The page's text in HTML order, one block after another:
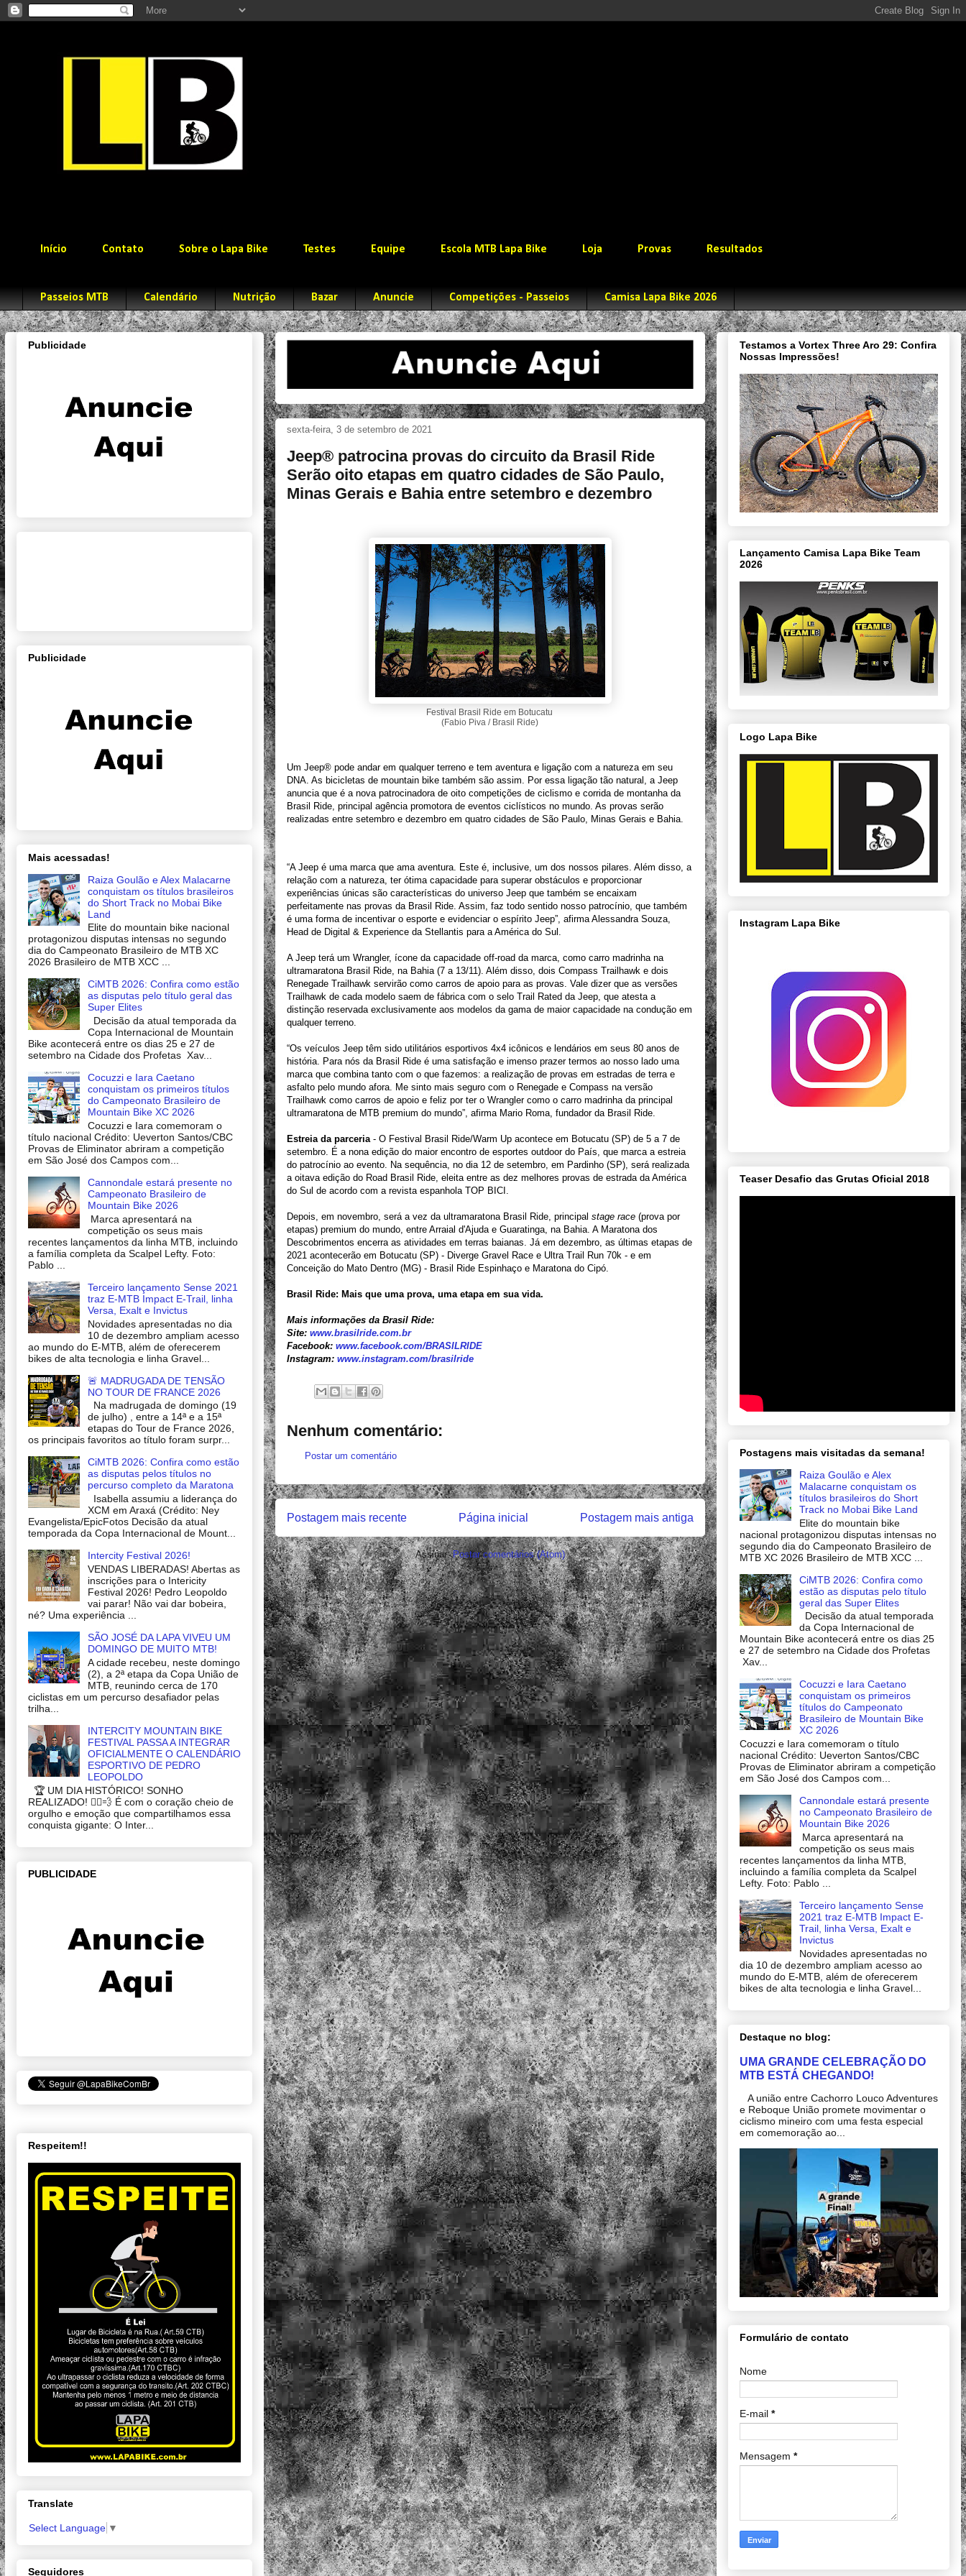
Início Contato Sobre o Lapa Bike Testes Equipe Escola MTB Lapa Bike Loja Provas Resultados
Passeios MTB Calendário Nutrição Bazar Anuncie Competições - Passeios Camisa Lapa Bike 2026
sexta-feira, 3 de setembro de 2021
Jeep® patrocina provas do circuito da Brasil Ride
Serão oito etapas em quatro cidades de São Paulo,
Minas Gerais e Bahia entre setembro e dezembro
Festival Brasil Ride em Botucatu
(Fabio Piva / Brasil Ride)
Um Jeep® pode andar em qualquer terreno e tem aventura e ligação com a natureza em seu
DNA. As bicicletas de mountain bike também são assim. Por essa ligação tão natural, a Jeep
anuncia que é a nova patrocinadora de oito competições de ciclismo e corrida de montanha da
Brasil Ride, principal agência promotora de eventos ciclísticos no mundo. As provas serão
realizadas entre setembro e dezembro em quatro cidades de São Paulo, Minas Gerais e Bahia.
“A Jeep é uma marca que ama aventura. Este é, inclusive, um dos nossos pilares. Além disso, a
relação com a natureza, ter ótima capacidade para superar obstáculos e proporcionar
experiências únicas são características do universo Jeep que também se encaixam
perfeitamente nas provas da Brasil Ride. Assim, faz todo sentido nosso patrocínio, que também
é uma forma de incentivar o esporte e evidenciar o espírito Jeep”, afirma Alessandra Souza,
Head de Digital & Experience da Stellantis para a América do Sul.
A Jeep terá um Wrangler, ícone da capacidade off-road da marca, como carro madrinha na
ultramaratona Brasil Ride, na Bahia (7 a 13/11). Além disso, dois Compass Trailhawk e dois
Renegade Trailhawk servirão como carros de apoio para as provas. Vale dizer que as versões
Trailhawk de cada modelo saem de fábrica com o selo Trail Rated da Jeep, que atesta a
distinção reservada exclusivamente aos modelos da gama de maior capacidade na condução em
qualquer terreno.
“Os veículos Jeep têm sido utilitários esportivos 4x4 icônicos e lendários em seus 80 anos de
história. Para nós da Brasil Ride é uma satisfação e imenso prazer termos ao nosso lado uma
marca que combina tanto com o que fazemos: a realização de provas em estradas de terra e
asfalto pelo mundo afora. Me sinto mais seguro com o Renegade e Compass na versão
Trailhawk como carros de apoio e feliz por ter o Wrangler como o carro madrinha da principal
ultramaratona de MTB premium do mundo”, afirma Mario Roma, fundador da Brasil Ride.
Estreia da parceria - O Festival Brasil Ride/Warm Up acontece em Botucatu (SP) de 5 a 7 de
setembro. É a nona edição do maior encontro de esportes outdoor do País, que marca a estreia
do patrocínio ao evento. Na sequência, no dia 12 de setembro, em Pardinho (SP), será realizada
a oitava edição do Road Brasil Ride, eleita entre as dez melhores provas de estrada da América
do Sul de acordo com a revista espanhola TOP BICI.
Depois, em novembro, será a vez da ultramaratona Brasil Ride, principal stage race (prova por
etapas) premium do mundo, entre Arraial d'Ajuda e Guaratinga, na Bahia. A Maratona dos
Descobrimentos encerra as atividades em terras baianas. Já em dezembro, as últimas etapas de
2021 acontecerão em Botucatu (SP) - Diverge Gravel Race e Ultra Trail Run 70k - e em
Conceição do Mato Dentro (MG) - Brasil Ride Espinhaço e Maratona do Cipó.
Brasil Ride: Mais que uma prova, uma etapa em sua vida.
Mais informações da Brasil Ride:
Site: www.brasilride.com.br
Facebook: www.facebook.com/BRASILRIDE
Instagram: www.instagram.com/brasilride
Nenhum comentário:
Postar um comentário
Postagem mais recente Postagem mais antiga
Página inicial
Assinar:Postar comentários (Atom)
Publicidade
Publicidade
Mais acessadas!
Raiza Goulão e Alex Malacarne
conquistam os títulos brasileiros
do Short Track no Mobai Bike
Land
Elite do mountain bike nacional
protagonizou disputas intensas no segundo
dia do Campeonato Brasileiro de MTB XC
2026 Brasileiro de MTB XCC ...
CiMTB 2026: Confira como estão
as disputas pelo título geral das
Super Elites
Decisão da atual temporada da
Copa Internacional de Mountain
Bike acontecerá entre os dias 25 e 27 de
setembro na Cidade dos Profetas Xav...
Cocuzzi e Iara Caetano
conquistam os primeiros títulos
do Campeonato Brasileiro de
Mountain Bike XC 2026
Cocuzzi e Iara comemoram o
título nacional Crédito: Ueverton Santos/CBC
Provas de Eliminator abriram a competição
em São José dos Campos com...
Cannondale estará presente no
Campeonato Brasileiro de
Mountain Bike 2026
Marca apresentará na
competição os seus mais
recentes lançamentos da linha MTB, incluindo
a família completa da Scalpel Lefty. Foto:
Pablo ...
Terceiro lançamento Sense 2021
traz E-MTB Impact E-Trail, linha
Versa, Exalt e Invictus
Novidades apresentadas no dia
10 de dezembro ampliam acesso
ao mundo do E-MTB, além de oferecerem
bikes de alta tecnologia e linha Gravel...
🚨 MADRUGADA DE TENSÃO
NO TOUR DE FRANCE 2026
Na madrugada de domingo (19
de julho) , entre a 14ª e a 15ª
etapas do Tour de France 2026,
os principais favoritos ao título foram surpr...
CiMTB 2026: Confira como estão
as disputas pelos títulos no
percurso completo da Maratona
Isabella assumiu a liderança do
XCM em Araxá (Crédito: Ney
Evangelista/EpicFotos Decisão da atual
temporada da Copa Internacional de Mount...
Intercity Festival 2026!
VENDAS LIBERADAS! Abertas as
inscrições para o Intericity
Festival 2026! Pedro Leopoldo
vai parar! Não vai dar bobeira,
né? Uma experiência ...
SÃO JOSÉ DA LAPA VIVEU UM
DOMINGO DE MUITO MTB!
A cidade recebeu, neste domingo
(2), a 2ª etapa da Copa União de
MTB, reunindo cerca de 170
ciclistas em um percurso desafiador pelas
trilha...
INTERCITY MOUNTAIN BIKE
FESTIVAL PASSA A INTEGRAR
OFICIALMENTE O CALENDÁRIO
ESPORTIVO DE PEDRO
LEOPOLDO
🏆 UM DIA HISTÓRICO! SONHO
REALIZADO! 🚴‍♂️💨 É com o coração cheio de
orgulho e emoção que compartilhamos essa
conquista gigante: O Inter...
PUBLICIDADE
Respeitem!!
Translate
Select Language ▼
Seguidores
Testamos a Vortex Three Aro 29: Confira
Nossas Impressões!
Lançamento Camisa Lapa Bike Team
2026
Logo Lapa Bike
Instagram Lapa Bike
Teaser Desafio das Grutas Oficial 2018
Postagens mais visitadas da semana!
Raiza Goulão e Alex
Malacarne conquistam os
títulos brasileiros do Short
Track no Mobai Bike Land
Elite do mountain bike
nacional protagonizou disputas intensas no
segundo dia do Campeonato Brasileiro de
MTB XC 2026 Brasileiro de MTB XCC ...
CiMTB 2026: Confira como
estão as disputas pelo título
geral das Super Elites
Decisão da atual temporada
da Copa Internacional de
Mountain Bike acontecerá entre os dias 25
e 27 de setembro na Cidade dos Profetas
Xav...
Cocuzzi e Iara Caetano
conquistam os primeiros
títulos do Campeonato
Brasileiro de Mountain Bike
XC 2026
Cocuzzi e Iara comemoram o título
nacional Crédito: Ueverton Santos/CBC
Provas de Eliminator abriram a competição
em São José dos Campos com...
Cannondale estará presente
no Campeonato Brasileiro de
Mountain Bike 2026
Marca apresentará na
competição os seus mais
recentes lançamentos da linha MTB,
incluindo a família completa da Scalpel
Lefty. Foto: Pablo ...
Terceiro lançamento Sense
2021 traz E-MTB Impact E-
Trail, linha Versa, Exalt e
Invictus
Novidades apresentadas no
dia 10 de dezembro ampliam acesso ao
mundo do E-MTB, além de oferecerem
bikes de alta tecnologia e linha Gravel...
Destaque no blog:
UMA GRANDE CELEBRAÇÃO DO
MTB ESTÁ CHEGANDO!
A união entre Cachorro Louco Adventures
e Reboque União promete movimentar o
ciclismo mineiro com uma festa especial
em comemoração ao...
Formulário de contato
Nome
E-mail *
Mensagem *